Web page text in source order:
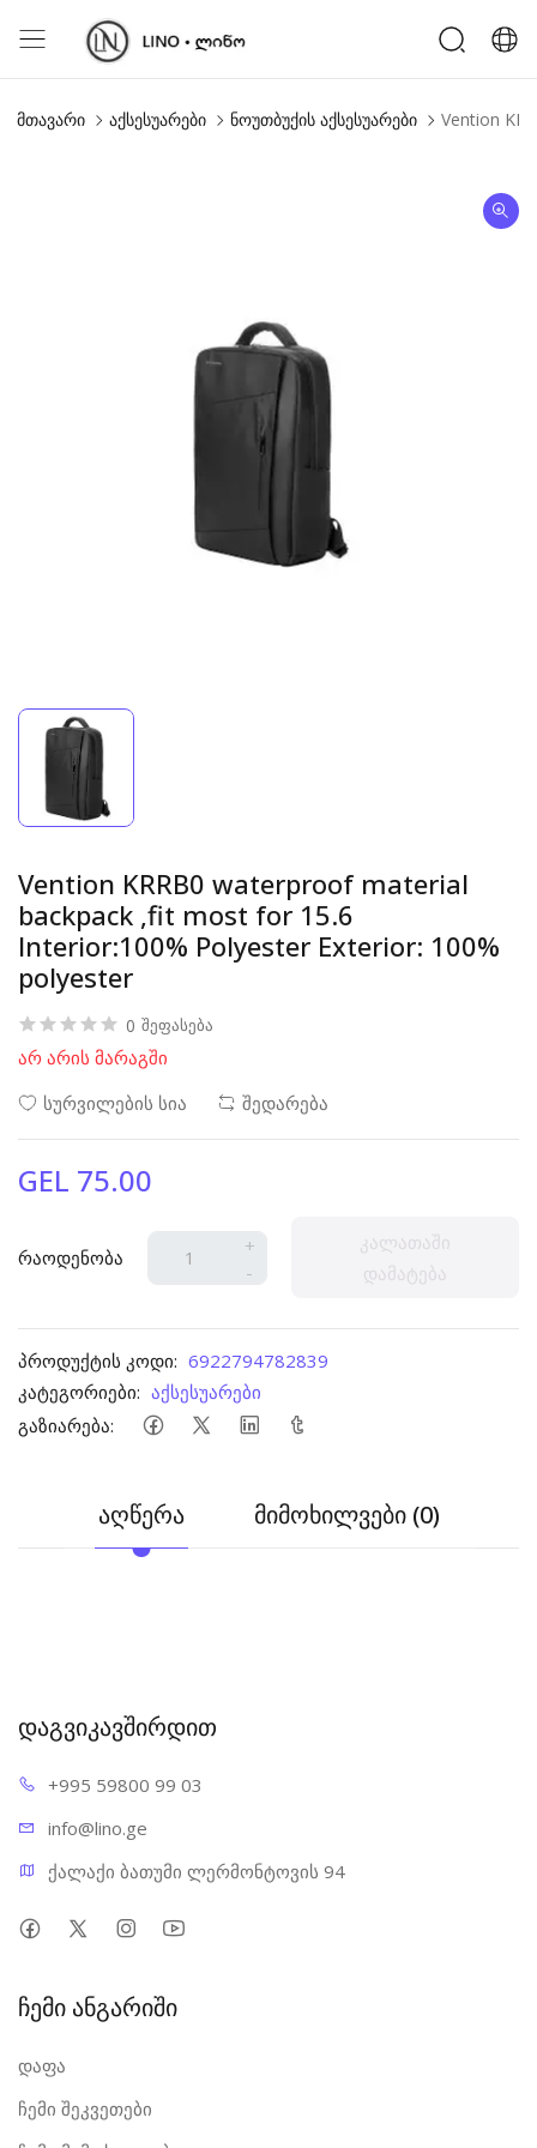
მთავარი აქსესუარები ნოუთბუქის აქსესუარები Vention
Vention KRRB0 waterproof material
backpack ,fit most for 15.6
Interior:100% Polyester Exterior: 100%
polyester
0 შეფასება
არ არის მარაგში
სურვილების სია
შედარება
GEL 75.00
რაოდენობა
+
-
კალათაში
დამატება
პროდუქტის კოდი: 6922794782839
კატეგორიები: აქსესუარები
გაზიარება:
აღწერა მიმოხილვები (0)
დაგვიკავშირდით
+995 59800 99 03
info@lino.ge
ქალაქი ბათუმი ლერმონტოვის 94
ჩემი ანგარიში
დაფა
ჩემი შეკვეთები